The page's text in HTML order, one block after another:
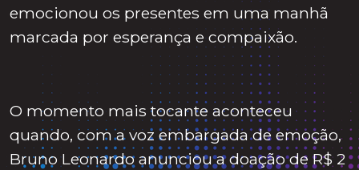
emocionou os presentes em uma manhã
marcada por esperança e compaixão.
O momento mais tocante aconteceu
quando, com a voz embargada de emoção,
Bruno Leonardo anunciou a doação de R$ 2